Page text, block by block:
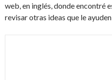
web, en inglés, donde encontré
revisar otras ideas que le